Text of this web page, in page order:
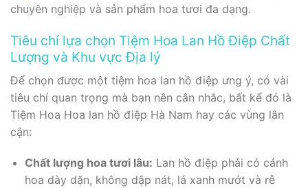
chuyên nghiệp và sản phẩm hoa tươi đa dạng.
Tiêu chí lựa chọn Tiệm Hoa Lan Hồ Điệp Chất
Lượng và Khu vực Địa lý
Để chọn được một tiệm hoa lan hồ điệp ưng ý, có vài
tiêu chí quan trọng mà bạn nên cân nhắc, bất kể đó là
Tiệm Hoa Hoa lan hồ điệp Hà Nam hay các vùng lân
cận:
Chất lượng hoa tươi lâu: Lan hồ điệp phải có cánh
hoa dày dặn, không dập nát, lá xanh mướt và rễ